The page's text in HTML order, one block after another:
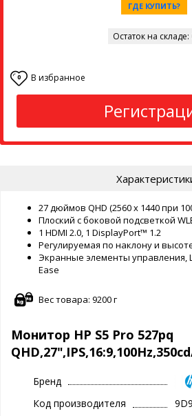
ГДЕ КУПИТЬ?
Остаток на складе:
0 В избранное
27 дюймов QHD (2560 x 1440 при
Плоский с боковой подсветкой
1 HDMI 2.0, 1 DisplayPort™ 1.2
Регулируемая по наклону и
Экранные элементы управления,
Ease
Вес товара: 9200 г
Монитор HP S5 Pro 527pq
Бренд
Код производителя